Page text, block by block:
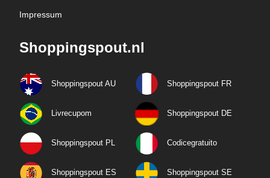
Impressum
Shoppingspout.nl
Shoppingspout AU Shoppingspout FR
Livrecupom Shoppingspout DE
Shoppingspout PL Codicegratuito
Shoppingspout ES Shoppingspout SE